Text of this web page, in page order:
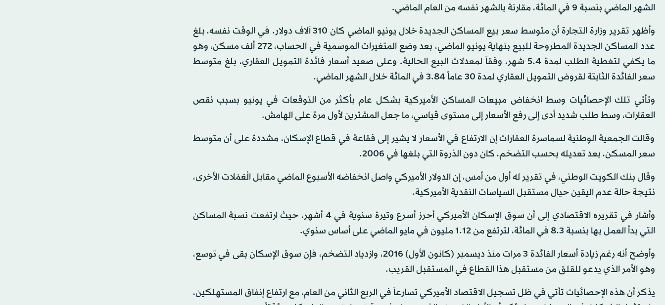
الشهر الماضي بنسبة 9 في المائة، مقارنة بالشهر نفسه من العام الماضي.
وأظهر تقرير وزارة التجارة أن متوسط سعر بيع المساكن الجديدة خلال يونيو الماضي كان 310 آلاف دولار. في الوقت نفسه، بلغ
عدد المساكن الجديدة المطروحة للبيع بنهاية يونيو الماضي، بعد وضع المتغيرات الموسمية في الحساب، 272 ألف مسكن، وهو
ما يكفي لتغطية الطلب لمدة 5.4 شهر، وفقاً لمعدلات البيع الحالية. وعلى صعيد أسعار فائدة التمويل العقاري، بلغ متوسط
سعر الفائدة الثابتة لقروض التمويل العقاري لمدة 30 عاماً 3.84 في المائة خلال الشهر الماضي.
وتأتي تلك الإحصائيات وسط انخفاض مبيعات المساكن الأميركية بشكل عام بأكثر من التوقعات في يونيو بسبب نقص
العقارات، وسط طلب شديد أدى إلى رفع الأسعار إلى مستوى قياسي، ما جعل المشترين لأول مرة على الهامش.
وقالت الجمعية الوطنية لسماسرة العقارات إن الارتفاع في الأسعار لا يشير إلى فقاعة في قطاع الإسكان، مشددة على أن متوسط
سعر المسكن، بعد تعديله بحسب التضخم، كان دون الذروة التي بلغها في 2006.
وقال بنك الكويت الوطني، في تقرير له أول من أمس، إن الدولار الأميركي واصل انخفاضه الأسبوع الماضي مقابل الْعَمْلات الأخرى،
نتيجة حالة عدم اليقين حيال مستقبل السياسات النقدية الأميركية.
وأشار في تقريره الاقتصادي إلى أن سوق الإسكان الأميركي أحرز أسرع وتيرة سنوية في 4 أشهر، حيث ارتفعت نسبة المساكن
التي بدأ العمل بها بنسبة 8.3 في المائة، لترتفع من 1.12 مليون في مايو الماضي على أساس سنوي.
وأوضح أنه رغم زيادة أسعار الفائدة 3 مرات منذ ديسمبر (كانون الأول) 2016، وازدياد التضخم، فإن سوق الإسكان بقى في توسع،
وهو الأمر الذي يدعو للقلق من مستقبل هذا القطاع في المستقبل القريب.
يذكر أن هذه الإحصائيات تأتي في ظل تسجيل الاقتصاد الأميركي تسارعاً في الربع الثاني من العام، مع ارتفاع إنفاق المستهلكين،